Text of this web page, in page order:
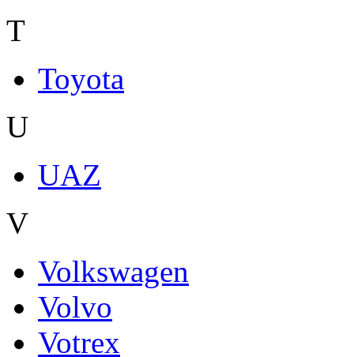
T
Toyota
U
UAZ
V
Volkswagen
Volvo
Votrex